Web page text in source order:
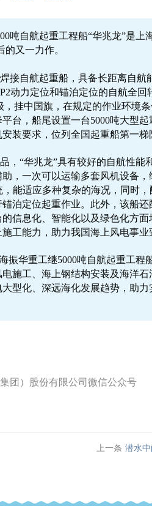
吨自航起重工程船“华兆龙”是
的又一力作。
接自航起重船，具备长距离自航
动力定位和锚泊定位的自航全
，挂中国旗，在规定的作业环境
台，船尾设置一台5000吨大型
装要求，位列全国起重船第一梯
，“华兆龙”具有较好的自航性
，一次可以运输多套风机设备
，能适应多种复杂的海况，同时
泊定位起重作业。此外，该船
的信息化、智能化以及绿色化方
工能力，助力我国海上风电事业
振华重工继5000吨自航起重工程
施工、海上钢结构安装及海洋
型化、深远海化发展趋势，助
集团）股份有限公司微信公众号
上一条 潜水中